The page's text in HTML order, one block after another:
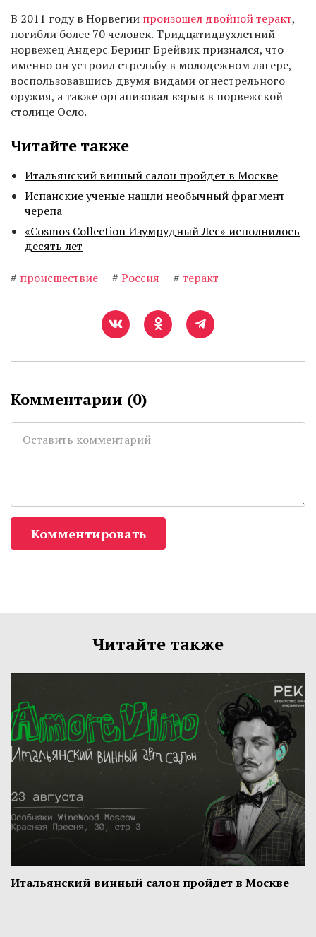
В 2011 году в Норвегии произошел двойной теракт,
погибли более 70 человек. Тридцатидвухлетний
норвежец Андерс Беринг Брейвик признался, что
именно он устроил стрельбу в молодежном лагере,
воспользовавшись двумя видами огнестрельного
оружия, а также организовал взрыв в норвежской
столице Осло.
Читайте также
Итальянский винный салон пройдет в Москве
Испанские ученые нашли необычный фрагмент
черепа
«Cosmos Collection Изумрудный Лес» исполнилось
десять лет
# происшествие # Россия # теракт
Комментарии (0)
Комментировать
Читайте также
Итальянский винный салон пройдет в Москве